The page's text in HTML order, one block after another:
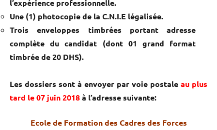
l’expérience professionnelle.
Une (1) photocopie de la C.N.I.E légalisée.
Trois enveloppes timbrées portant adresse
complète du candidat (dont 01 grand format
timbrée de 20 DHS).
Les dossiers sont à envoyer par voie postale au plus
tard le 07 juin 2018à l’adresse suivante:
Ecole de Formation des Cadres des Forces